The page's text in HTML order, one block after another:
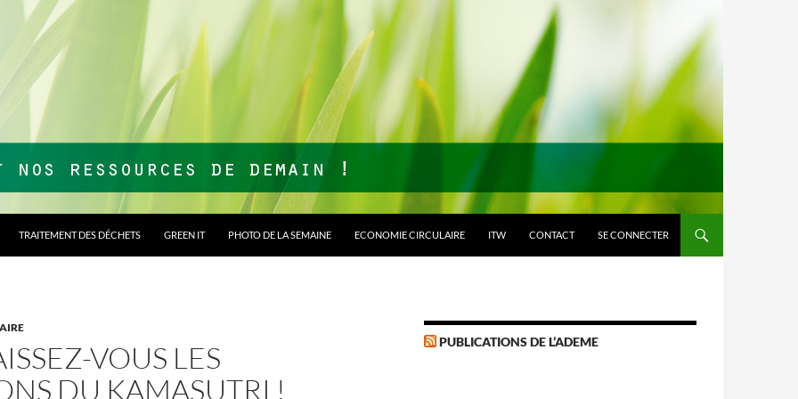
TRAITEMENT DES DÉCHETS GREEN IT PHOTO DE LA SEMAINE ECONOMIE CIRCULAIRE ITW CONTACT SE CONNECTER
VOUS LES
DU KAMASUTRI !
PUBLICATIONS DE L’ADEME